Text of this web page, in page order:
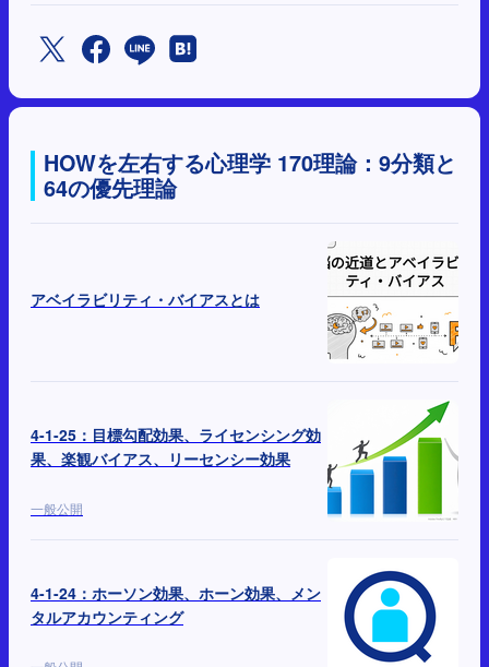
HOWを左右する心理学 170理論：9分類と
64の優先理論
アベイラビリティ・バイアスとは
4-1-25：目標勾配効果、ライセンシング効
果、楽観バイアス、リーセンシー効果
一般公開
4-1-24：ホーソン効果、ホーン効果、メン
タルアカウンティング